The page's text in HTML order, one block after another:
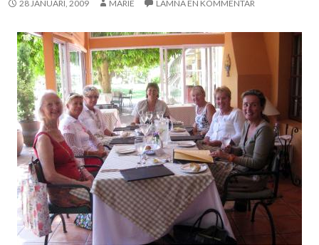
28 JANUARI, 2009 MARIE LÄMNA EN KOMMENTAR